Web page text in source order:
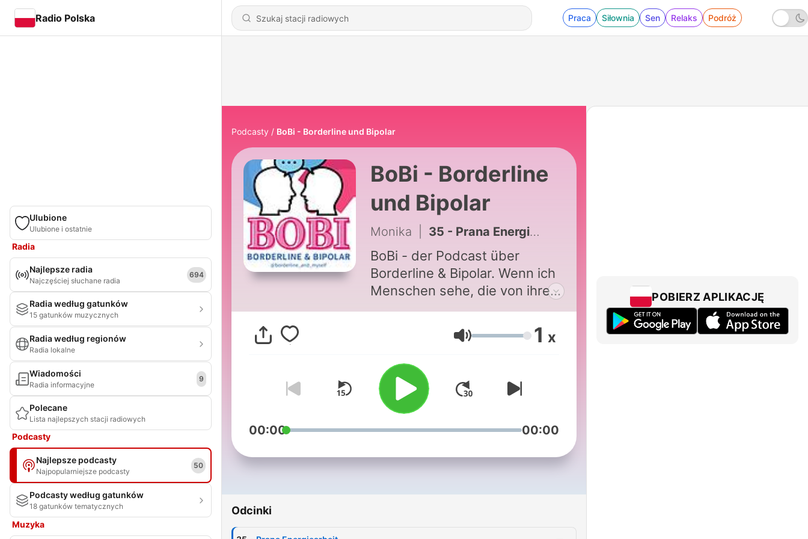
Radio Polska Praca Siłownia Sen Relaks Podróż
Ulubione
Ulubione i ostatnie
Radia
Najlepsze radia
Najczęściej słuchane radia
694
Radia według gatunków
15 gatunków muzycznych
Radia według regionów
Radia lokalne
Wiadomości
Radia informacyjne
9
Polecane
Lista najlepszych stacji radiowych
Podcasty
Najlepsze podcasty
Najpopularniejsze podcasty
50
Podcasty według gatunków
18 gatunków tematycznych
Muzyka
Podcasty BoBi - Borderline und Bipolar
BoBi - Borderline
und Bipolar
Monika 35 - Prana Energiearbeit
BoBi - der Podcast über
Borderline & Bipolar. Wenn ich
Menschen sehe, die von ihrem
Alltag aus der Klinik berichten,
die sich aus Angst ausgelacht
zu werden, nicht trauen zu
sprechen,die sich in die Arme
ritzen weil sie sich selbst nicht
ertragen, die sich und ihren
Körper nicht lieben können
dann steigt mir Gänsehaut auf,
Situation. Ich war am tiefsten
Głośność 1 x
00:00 00:00
Odcinki
POBIERZ APLIKACJĘ